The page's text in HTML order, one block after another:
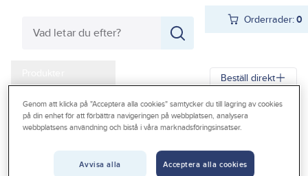
Orderrader:0
Outlet
Beställ direkt
Gelia Produkter Gelia Fästmaterial Tejp & Tätning Vävtejp
TESA
Glasfibertejp,
Genom att klicka på "Acceptera alla cookies" samtycker du till lagring av cookies
på din enhet för att förbättra navigeringen på webbplatsen, analysera
webbplatsens användning och bistå i våra marknadsföringsinsatser.
Avvisa alla Acceptera alla cookies